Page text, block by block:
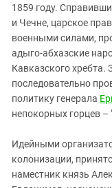
1859 году.
и Чечне, царское
военными силами,
адыго-абхазские
Кавказского хребта.
последовательно
политику генерала
непокорных горцев
Идейными
колонизации,
наместник князь